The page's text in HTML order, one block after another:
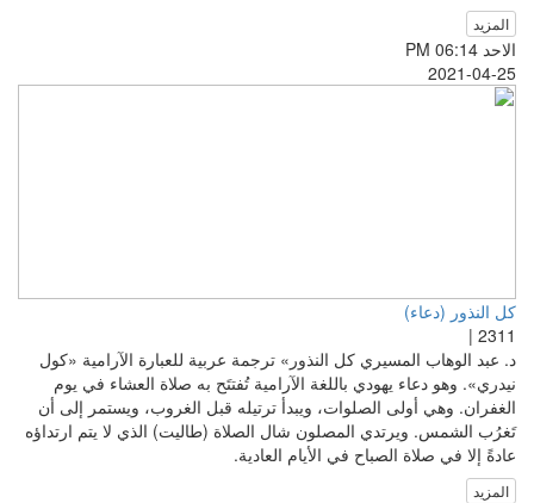
المزيد
الاحد PM 06:14
2021-04-25
كل النذور (دعاء)
2311 |
د. عبد الوهاب المسيري كل النذور» ترجمة عربية للعبارة الآرامية «كول
نيدري». وهو دعاء يهودي باللغة الآرامية تُفتتَح به صلاة العشاء في يوم
الغفران. وهي أولى الصلوات، ويبدأ ترتيله قبل الغروب، ويستمر إلى أن
تَغرُب الشمس. ويرتدي المصلون شال الصلاة (طاليت) الذي لا يتم ارتداؤه
عادةً إلا في صلاة الصباح في الأيام العادية.
المزيد